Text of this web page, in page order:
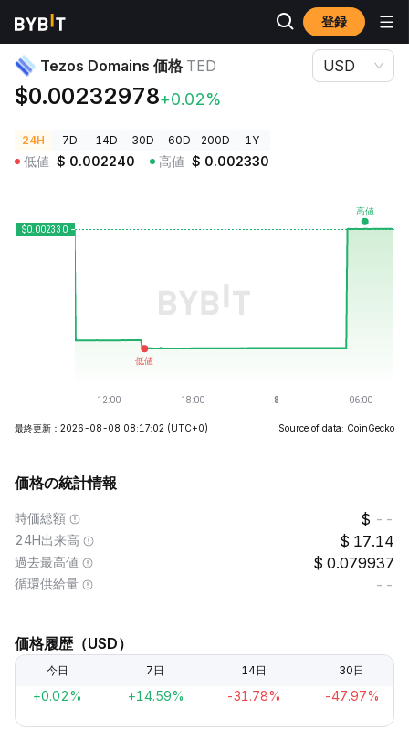
登録
暗号資産価格
Tezos Domains 価格 TED
$0.00232978+0.02%
USD
24H 7D 14D 30D 60D 200D 1Y
低値 $ 0.002240 高値 $ 0.002330
最終更新：2026-08-08 08:17:02 (UTC+0) Source of data: CoinGecko
価格の統計情報
時価総額 --
24H出来高 17.14
過去最高値 0.079937
循環供給量 --
価格履歴（USD）
今日 7日 14日 30日
+0.02% +14.59% -31.78% -47.97%